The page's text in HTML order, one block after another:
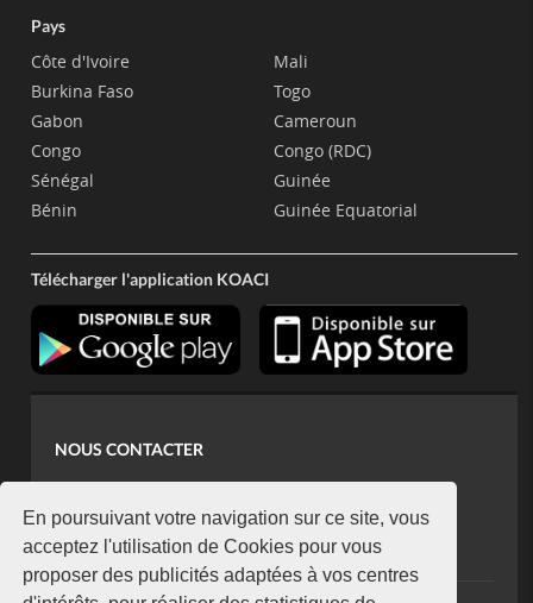
En poursuivant votre navigation sur ce site, vous
acceptez l'utilisation de Cookies pour vous
proposer des publicités adaptées à vos centres
Pays
Côte d'Ivoire
Burkina Faso
Gabon
Congo
Sénégal
Bénin
Mali
Togo
Cameroun
Congo (RDC)
Guinée
Guinée Equatorial
Télécharger l'application KOACI
NOUS CONTACTER
koaci@yahoo.fr
+225 07 08 85 52 93